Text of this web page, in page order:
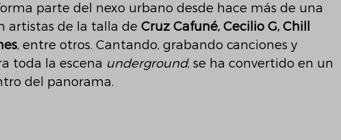
parte del nexo urbano desde hace más de una
artistas de la talla de Cruz Cafuné, Cecilio G, Chill
, entre otros. Cantando, grabando canciones y
toda la escena underground, se ha convertido en un
del panorama.